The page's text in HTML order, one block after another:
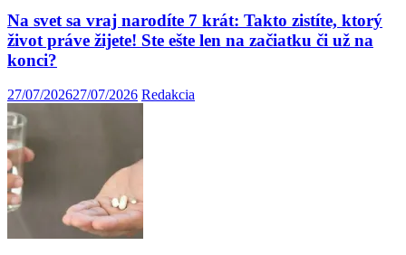
Na svet sa vraj narodíte 7 krát: Takto zistíte, ktorý
život práve žijete! Ste ešte len na začiatku či už na
konci?
27/07/202627/07/2026 Redakcia